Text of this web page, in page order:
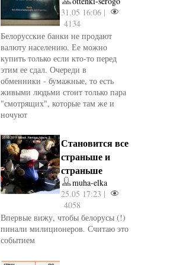
31.05 16:06 |
4134
Белорусские банки не продают
валюту населению. Ее можно
купить только если кто-то перед
этим ее сдал. Очереди в
обменники - бумажные, то есть
живыми людьми стоит только пара
"смотрящих", которые там же и
ночуют
Становится все
страньше и
страньше
muha-elka
25.05 17:23 |
4058
Впервые вижу, чтобы белорусы (!)
пинали милиционеров. Считаю это
событием